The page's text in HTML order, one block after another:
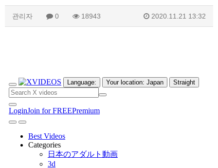
관리자 0 18943 2020.11.21 13:32